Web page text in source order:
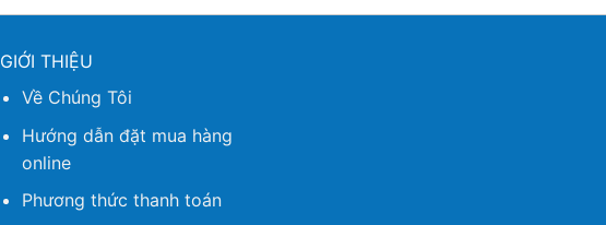
GIỚI THIỆU
Về Chúng Tôi
Hướng dẫn đặt mua hàng
online
Phương thức thanh toán